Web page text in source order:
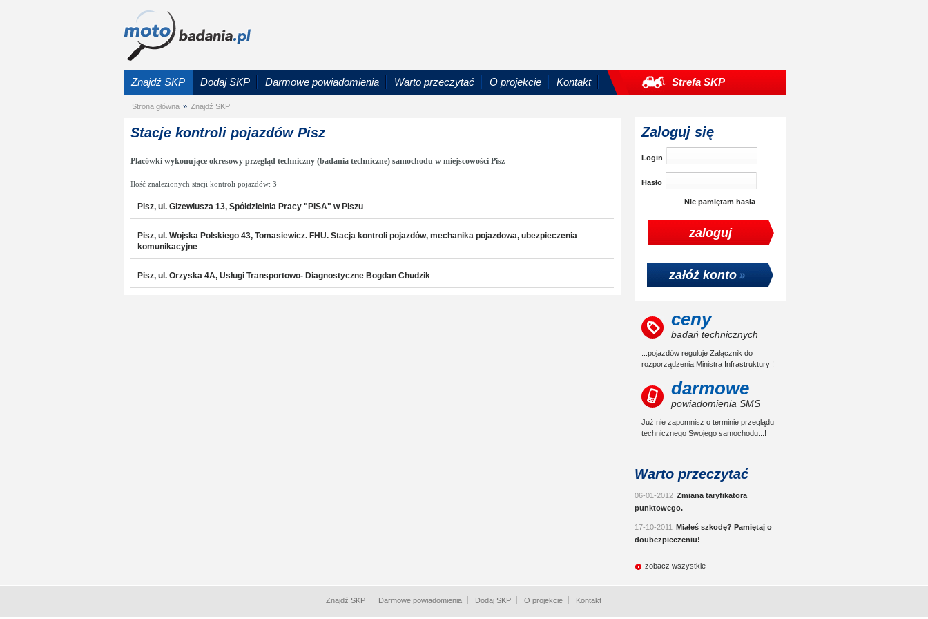
Znajdź SKP Dodaj SKP Darmowe powiadomienia Warto przeczytać O projekcie Kontakt Strefa SKP
Strona główna » Znajdź SKP
Stacje kontroli pojazdów Pisz
Placówki wykonujące okresowy przegląd techniczny (badania techniczne) samochodu w miejscowości Pisz
Ilość znalezionych stacji kontroli pojazdów: 3
Pisz, ul. Gizewiusza 13, Spółdzielnia Pracy "PISA" w Piszu
Pisz, ul. Wojska Polskiego 43, Tomasiewicz. FHU. Stacja kontroli pojazdów, mechanika pojazdowa, ubezpieczenia
komunikacyjne
Pisz, ul. Orzyska 4A, Usługi Transportowo- Diagnostyczne Bogdan Chudzik
Zaloguj się
Login
Hasło
Nie pamiętam hasła
załóż konto
ceny
badań technicznych
...pojazdów reguluje Załącznik do
rozporządzenia Ministra Infrastruktury !
darmowe
powiadomienia SMS
Już nie zapomnisz o terminie przeglądu
technicznego Swojego samochodu...!
Warto przeczytać
06-01-2012 Zmiana taryfikatora
punktowego.
17-10-2011 Miałeś szkodę? Pamiętaj o
doubezpieczeniu!
zobacz wszystkie
Znajdź SKP Darmowe powiadomienia Dodaj SKP O projekcie Kontakt